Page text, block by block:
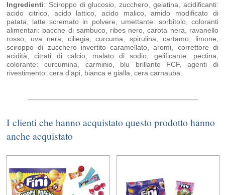
Ingredienti: Sciroppo di glucosio, zucchero, gelatina, acidificanti:
acido citrico, acido lattico, acido malico, amido modificato di
patata, latte scremato in polvere, umettante: sorbitolo, coloranti
alimentari: bacche di sambuco, ribes nero, carota nera, ravanello
rosso, uva nera, ciliegia, curcuma, spirulina, cartamo, limone,
sciroppo di zucchero invertito caramellato, aromi, correttore di
acidità, citrati di calcio, malato di sodio, gelificante: pectina,
colorante: curcumina, carminio, blu brillante FCF, agenti di
rivestimento: cera d'api, bianca e gialla, cera carnauba.
I clienti che hanno acquistato questo prodotto hanno
anche acquistato